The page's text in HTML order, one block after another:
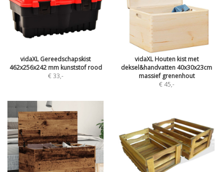
vidaXL Gereedschapskist
462x256x242 mm kunststof rood
€ 33,-
vidaXL Houten kist met
deksel&handvatten 40x30x23cm
massief grenenhout
€ 45,-